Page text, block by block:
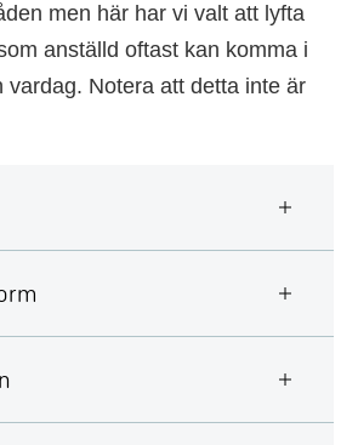
men här har vi valt att lyfta
anställd oftast kan komma i
vardag. Notera att detta inte är